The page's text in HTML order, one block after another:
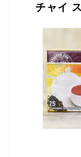
チャイ